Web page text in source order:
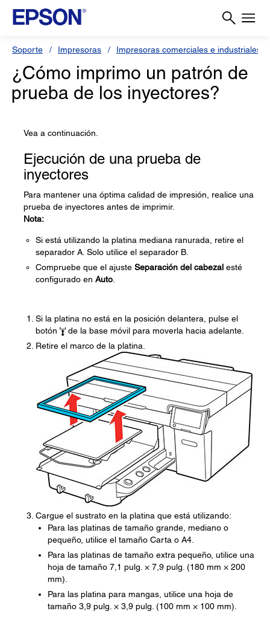
Soporte Impresoras Impresoras comerciales e industriales
¿Cómo imprimo un patrón de
prueba de los inyectores?
Vea a continuación.
Ejecución de una prueba de
inyectores
Para mantener una óptima calidad de impresión, realice una
prueba de inyectores antes de imprimir.
Nota:
Si está utilizando la platina mediana ranurada, retire el
separador A. Solo utilice el separador B.
Compruebe que el ajuste Separación del cabezal esté
configurado en Auto
Si la platina no está en la posición delantera, pulse el
botón
de la base móvil para moverla hacia adelante.
Retire el marco de la platina.
Cargue el sustrato en la platina que está utilizando:
Para las platinas de tamaño grande, mediano o
pequeño, utilice el tamaño Carta o A4.
Para las platinas de tamaño extra pequeño, utilice una
hoja de tamaño 7,1 pulg. × 7,9 pulg. (180 mm × 200
mm).
Para las platina para mangas, utilice una hoja de
tamaño 3,9 pulg. × 3,9 pulg. (100 mm × 100 mm).